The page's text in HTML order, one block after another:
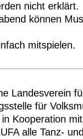
nicht erklärt.
können
mitspielen.
Landesverein
für
Kooperation
alle Tanz- und